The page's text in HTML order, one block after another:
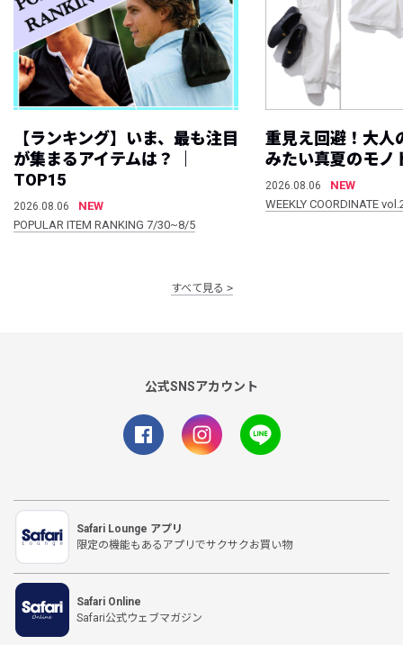
【ランキング】いま、最も注目
が集まるアイテムは？ ｜
TOP15
2026.08.06
NEW
POPULAR ITEM RANKING 7/30~8/5
重見え回避！大人
みたい真夏のモノ
2026.08.06
NEW
WEEKLY COORDINATE
すべて見る
公式SNSアカウント
Safari Lounge アプリ
限定の機能もあるアプリでサクサクお買い物
Safari Online
Safari公式ウェブマガジン